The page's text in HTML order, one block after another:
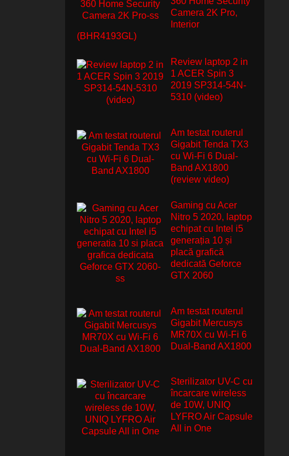
Camera 2K Pro,
Interior
(BHR4193GL)
Review laptop 2 in
1 ACER Spin 3
2019 SP314-54N-
5310 (video)
Am testat routerul
Gigabit Tenda TX3
cu Wi-Fi 6 Dual-
Band AX1800
(review video)
Gaming cu Acer
Nitro 5 2020, laptop
echipat cu Intel i5
generația 10 și
placă grafică
dedicată Geforce
GTX 2060
Am testat routerul
Gigabit Mercusys
MR70X cu Wi-Fi 6
Dual-Band AX1800
Sterilizator UV-C cu
încarcare wireless
de 10W, UNIQ
LYFRO Air Capsule
All in One